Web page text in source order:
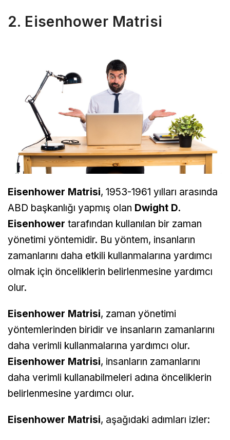
2. Eisenhower Matrisi
Eisenhower Matrisi, 1953-1961 yılları arasında
ABD başkanlığı yapmış olan Dwight D.
Eisenhower tarafından kullanılan bir zaman
yönetimi yöntemidir. Bu yöntem, insanların
zamanlarını daha etkili kullanmalarına yardımcı
olmak için önceliklerin belirlenmesine yardımcı
olur.
Eisenhower Matrisi, zaman yönetimi
yöntemlerinden biridir ve insanların zamanlarını
daha verimli kullanmalarına yardımcı olur.
Eisenhower Matrisi, insanların zamanlarını
daha verimli kullanabilmeleri adına önceliklerin
belirlenmesine yardımcı olur.
Eisenhower Matrisi, aşağıdaki adımları izler: